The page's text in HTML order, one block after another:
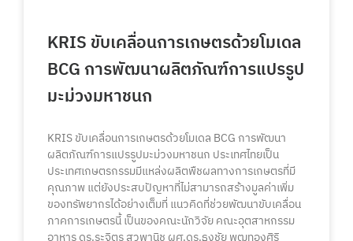
KRIS ขับเคลื่อนการเกษตรด้วยโมเดล
BCG การพัฒนาผลิตภัณฑ์การแปรรูป
มะม่วงมหาชนก
KRIS ขับเคลื่อนการเกษตรด้วยโมเดล BCG การพัฒนา
ผลิตภัณฑ์การแปรรูปมะม่วงมหาชนก ประเทศไทยเป็น
ประเทศเกษตรกรรมมีแหล่งผลิตพืชผลทางการเกษตรที่มี
คุณภาพ แต่ยังประสบปัญหาที่ไม่สามารถสร้างมูลค่าเพิ่ม
ของทรัพยากรได้อย่างเต็มที่ แนวคิดที่ช่วยพัฒนาขับเคลื่อน
ภาคการเกษตรนี้ เป็นของคณะนักวิจัย คณะอุตสาหกรรม